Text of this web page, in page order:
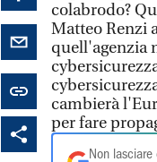
colabrodo?
Matteo Renzi
quell'agenzia
cambierà
per fare
Non